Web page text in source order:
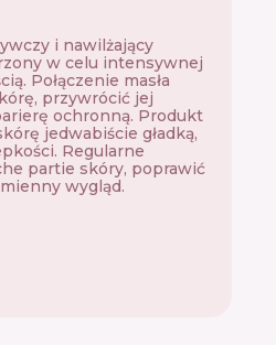
i nawilżający
w celu intensywnej
Połączenie masła
przywrócić jej
ochronną. Produkt
jedwabiście gładką,
Regularne
partie skóry, poprawić
wygląd.